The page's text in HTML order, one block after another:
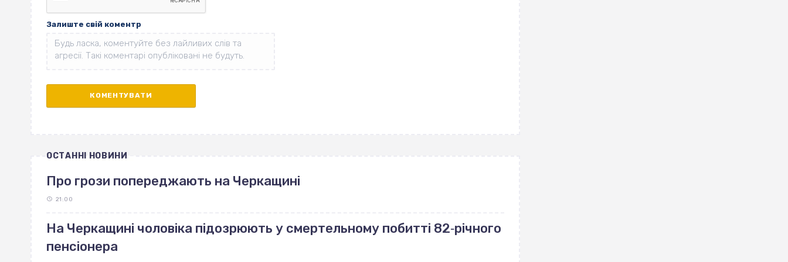
Залиште свій коментр
ОСТАННІ НОВИНИ
Про грози попереджають на Черкащині
21:00
На Черкащині чоловіка підозрюють у смертельному побитті 82‐річного
пенсіонера